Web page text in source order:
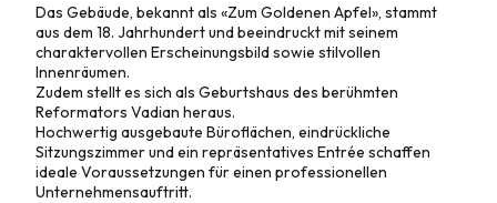
Das Gebäude, bekannt als «Zum Goldenen Apfel», stammt
aus dem 18. Jahrhundert und beeindruckt mit seinem
charaktervollen Erscheinungsbild sowie stilvollen
Innenräumen.
Zudem stellt es sich als Geburtshaus des berühmten
Reformators Vadian heraus.
Hochwertig ausgebaute Büroflächen, eindrückliche
Sitzungszimmer und ein repräsentatives Entrée schaffen
ideale Voraussetzungen für einen professionellen
Unternehmensauftritt.